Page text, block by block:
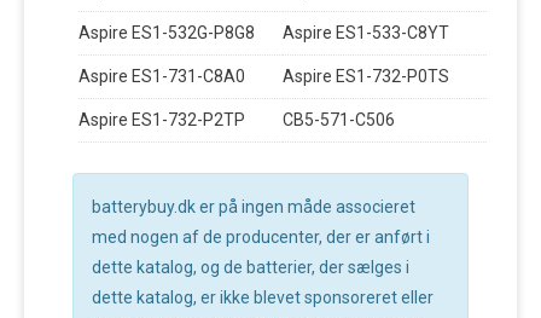
Aspire ES1-532G-P8G8 Aspire ES1-533-C8YT
Aspire ES1-731-C8A0 Aspire ES1-732-P0TS
Aspire ES1-732-P2TP CB5-571-C506
batterybuy.dk er på ingen måde associeret
med nogen af de producenter, der er anført i
dette katalog, og de batterier, der sælges i
dette katalog, er ikke blevet sponsoreret eller